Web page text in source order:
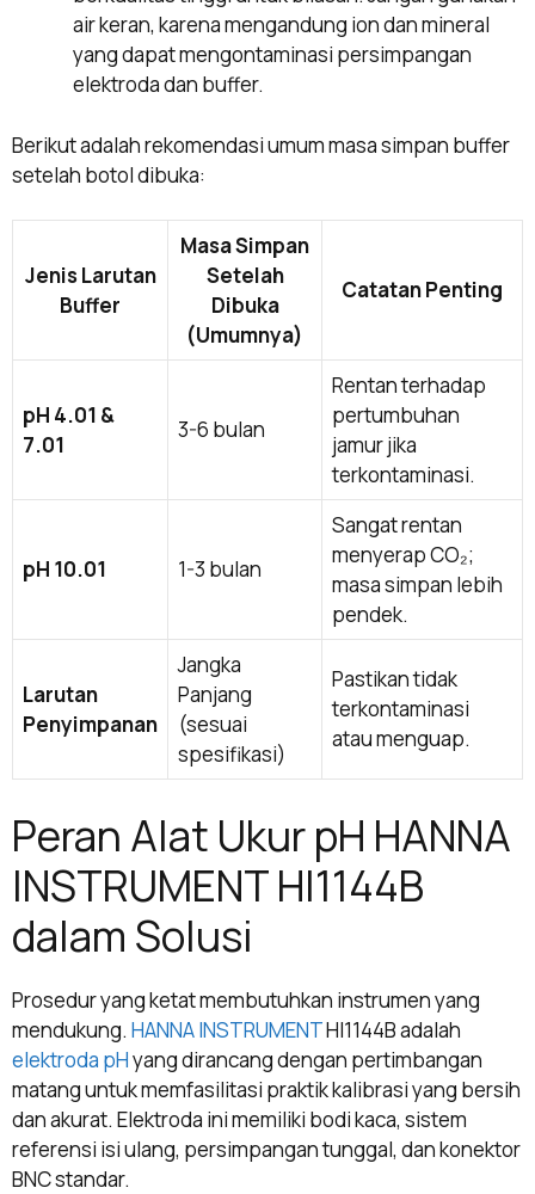
air keran, karena mengandung ion dan mineral
yang dapat mengontaminasi persimpangan
elektroda dan buffer.
Berikut adalah rekomendasi umum masa simpan buffer
setelah botol dibuka:
Jenis Larutan
Buffer
Masa Simpan
Setelah
Dibuka
(Umumnya)
Catatan Penting
pH 4.01 &
7.01
3-6 bulan
Rentan terhadap
pertumbuhan
jamur jika
terkontaminasi.
pH 10.01 1-3 bulan
Sangat rentan
menyerap CO₂;
masa simpan lebih
pendek.
Larutan
Penyimpanan
Jangka
Panjang
(sesuai
spesifikasi)
Pastikan tidak
terkontaminasi
atau menguap.
Peran Alat Ukur pH HANNA
INSTRUMENT HI1144B
dalam Solusi
Prosedur yang ketat membutuhkan instrumen yang
mendukung. HANNA INSTRUMENTHI1144B adalah
elektroda pHyang dirancang dengan pertimbangan
matang untuk memfasilitasi praktik kalibrasi yang bersih
dan akurat. Elektroda ini memiliki bodi kaca, sistem
referensi isi ulang, persimpangan tunggal, dan konektor
BNC standar.